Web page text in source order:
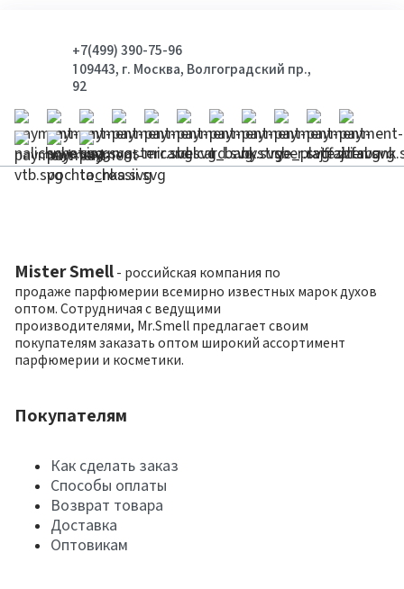
+7(499) 390-75-96
109443, г. Москва, Волгоградский пр.,
92
Mister Smell - российская компания по
продаже парфюмерии всемирно известных марок духов
оптом. Сотрудничая с ведущими
производителями, Mr.Smell предлагает своим
покупателям заказать оптом широкий ассортимент
парфюмерии и косметики.
Покупателям
Как сделать заказ
Способы оплаты
Возврат товара
Доставка
Оптовикам